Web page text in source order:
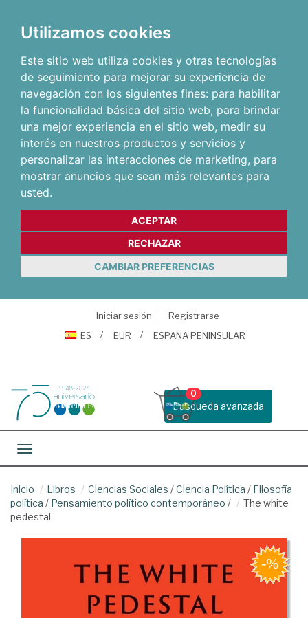
Utilizamos cookies
Este sitio web utiliza cookies y otras tecnologías
de seguimiento para mejorar su experiencia de
navegación con los siguientes fines: para habilitar
la funcionalidad básica del sitio web, para brindar
una mejor experiencia en el sitio web, medir su
interés en nuestros productos y servicios y
personalizar las interacciones de marketing, para
mostrar anuncios que sean más relevantes para
usted.
ACEPTAR
RECHAZAR
CAMBIAR PREFERENCIAS
Iniciar sesión
Registrarse
ES
EUR ESPAÑA PENINSULAR
Busqueda avanzada
0
Toggle navigation
Inicio Libros Ciencias Sociales /Ciencia Política / Filosofía
política / Pensamiento político contemporáneo /
The white
pedestal